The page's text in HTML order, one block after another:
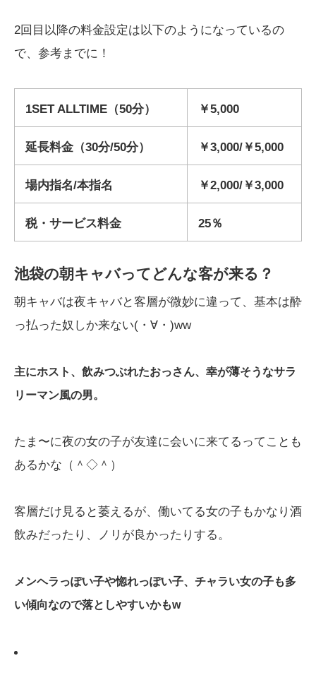
2回目以降の料金設定は以下のようになっているの
で、参考までに！
1SET ALLTIME（50分） ￥5,000
延長料金（30分/50分） ￥3,000/￥5,000
場内指名/本指名 ￥2,000/￥3,000
税・サービス料金 25％
池袋の朝キャバってどんな客が来る？
朝キャバは夜キャバと客層が微妙に違って、基本は酔
っ払った奴しか来ない(・∀・)ww
主にホスト、飲みつぶれたおっさん、幸が薄そうなサラ
リーマン風の男。
たま〜に夜の女の子が友達に会いに来てるってことも
あるかな（＾◇＾）
客層だけ見ると萎えるが、働いてる女の子もかなり酒
飲みだったり、ノリが良かったりする。
メンヘラっぽい子や惚れっぽい子、チャラい女の子も多
い傾向なので落としやすいかもw